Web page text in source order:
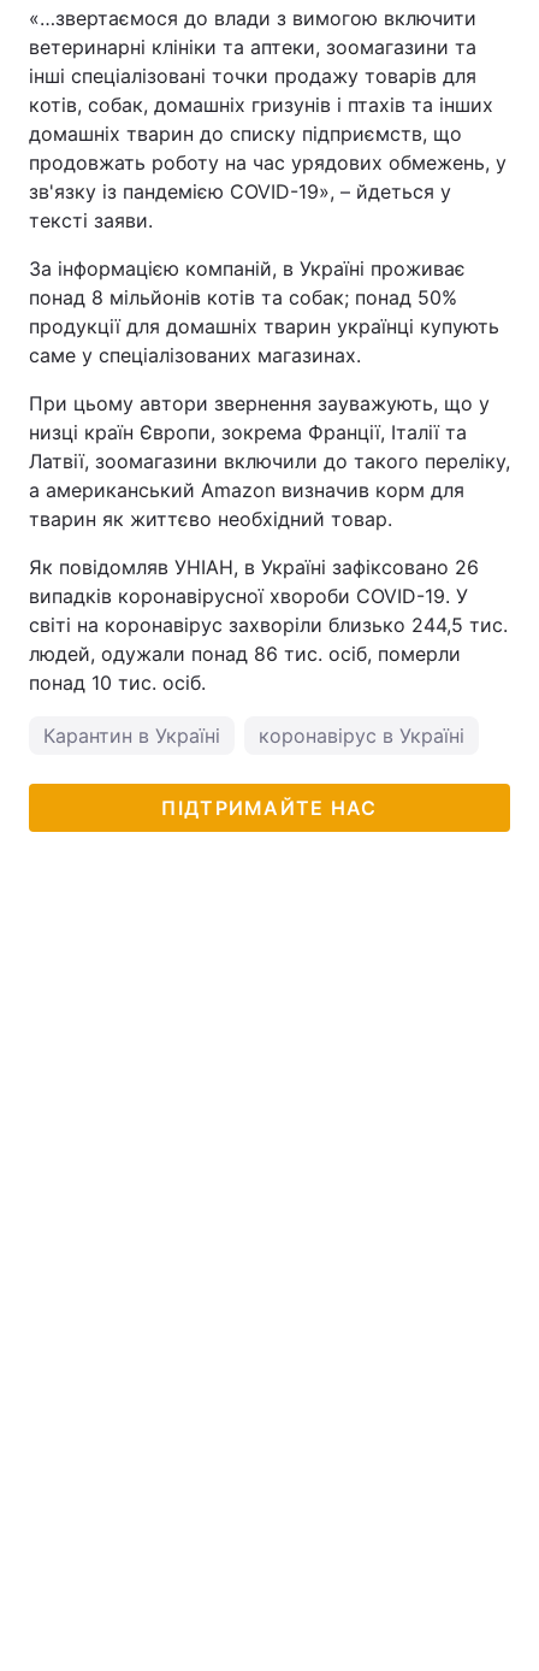
«…звертаємося до влади з вимогою включити
ветеринарні клініки та аптеки, зоомагазини та
інші спеціалізовані точки продажу товарів для
котів, собак, домашніх гризунів і птахів та інших
домашніх тварин до списку підприємств, що
продовжать роботу на час урядових обмежень, у
зв'язку із пандемією COVID-19», – йдеться у
тексті заяви.
За інформацією компаній, в Україні проживає
понад 8 мільйонів котів та собак; понад 50%
продукції для домашніх тварин українці купують
саме у спеціалізованих магазинах.
При цьому автори звернення зауважують, що у
низці країн Європи, зокрема Франції, Італії та
Латвії, зоомагазини включили до такого переліку,
а американський Amazon визначив корм для
тварин як життєво необхідний товар.
Як повідомляв УНІАН, в Україні зафіксовано 26
випадків коронавірусної хвороби COVID-19. У
світі на коронавірус захворіли близько 244,5 тис.
людей, одужали понад 86 тис. осіб, померли
понад 10 тис. осіб.
Карантин в Україні коронавірус в Україні
ПІДТРИМАЙТЕ НАС